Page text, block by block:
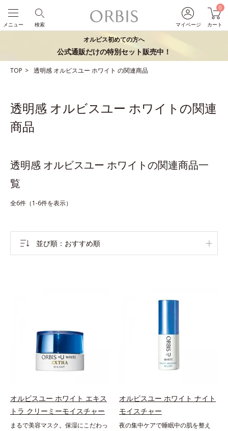
マイページ
0
カート
検索
メニュー
オルビス初めての方へ
公式通販だけの特別セット販売中！
TOP 透明感 オルビスユー ホワイト の関連商品
透明感 オルビスユー ホワイトの関連
商品
透明感 オルビスユー ホワイトの関連商品一
覧
全6件（1-6件を表示）
並び順 おすすめ順
オルビスユー ホワイト エキス
トラ クリーミーモイスチャー
まるで美容マスク。保湿にこだわっ
オルビスユー ホワイト ナイト
モイスチャー
夜の集中ケアで睡眠中の肌を整え